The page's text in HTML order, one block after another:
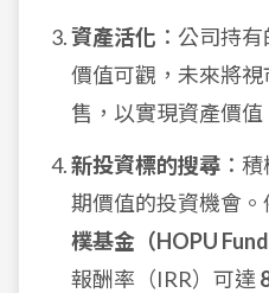
資產活化 ：公司持
價值可觀，未來將
售，以實現資產價值
新投資標的搜尋 ：
期價值的投資機會。
樸基金（HOPU Fund
報酬率（IRR）可達